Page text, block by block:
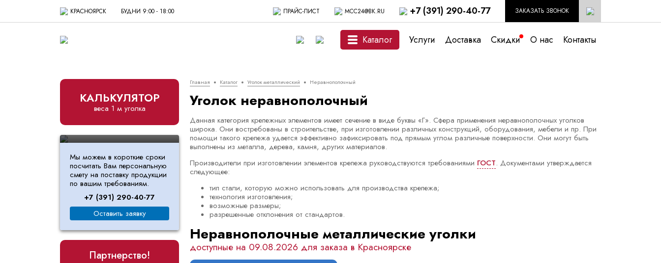
КРАСНОЯРСК БУДНИ 9:00 - 18:00 ПРАЙС-ЛИСТ MCC24@BK.RU +7 (391) 290-40-77 ЗАКАЗАТЬ ЗВОНОК
Каталог Услуги Доставка Скидки О нас Контакты
Главная Каталог Уголок металлический Неравнополочный
Уголок неравнополочный
Данная категория крепежных элементов имеет сечение в виде буквы «Г». Сфера применения неравнополочных уголков
широка. Они востребованы в строительстве, при изготовлении различных конструкций, оборудования, мебели и пр. При
помощи такого крепежа удается эффективно зафиксировать под прямым углом различные поверхности. Они могут быть
выполнены из металла, дерева, камня, других материалов.
Производители при изготовлении элементов крепежа руководствуются требованиями ГОСТ. Документами утверждается
следующее:
тип стали, которую можно использовать для производства крепежа;
технология изготовления;
возможные размеры;
разрешенные отклонения от стандартов.
Неравнополочные металлические уголки
доступные на 09.08.2026 для заказа в Красноярске
КАЛЬКУЛЯТОР
веса 1 м уголка
Мы можем в короткие сроки
посчитать Вам персональную
смету на поставку продукции
по вашим требованиям.
+7 (391) 290-40-77
Оставить заявку
Партнерство!